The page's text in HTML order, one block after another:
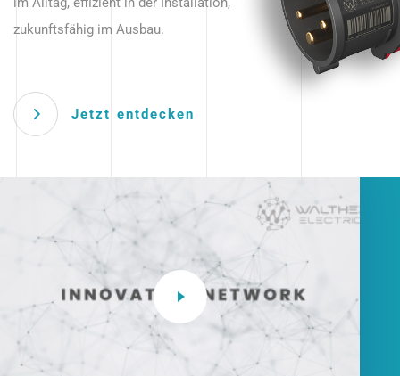
zukunftsfähig im Ausbau.
Jetzt entdecken
zukunftsfähig.